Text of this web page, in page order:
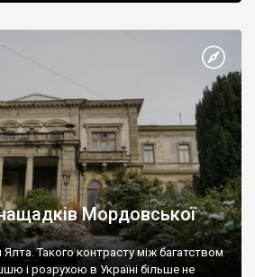
Мордовської
Такого контрасту між багатством
і розрухою в Україні більше не